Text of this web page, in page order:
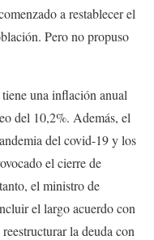
a restablecer el
Pero no propuso
una inflación anual
del 10,2%. Además, el
del covid-19 y los
el cierre de
el ministro de
el largo acuerdo con
la deuda con